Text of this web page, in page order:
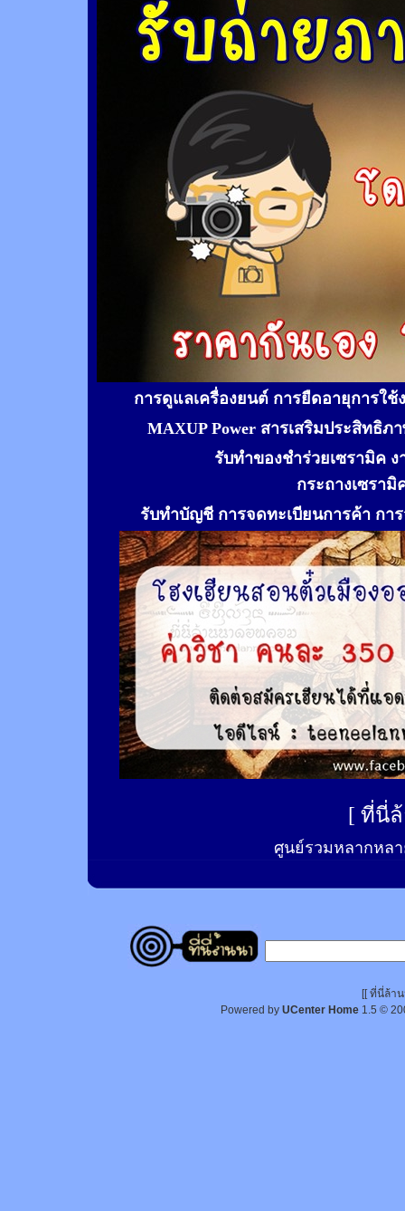
การดูแลเครื่องยนต์ การยืดอายุการใ
MAXUP Power สารเสริมประสิทธิ
รับทำของชำร่วยเซรามิค
กระถางเซรา
รับทำบัญชี การจดทะเบียนการค้า กา
[ ที่นี่
ศูนย์รวมหลากหลา
[[ ที่นี่ล้า
Powered by UCenter Home 1.5 ©